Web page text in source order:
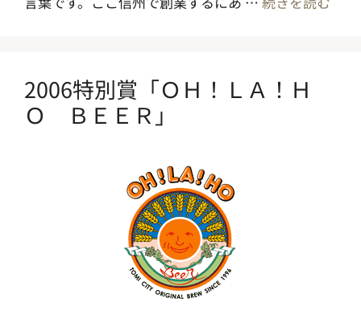
2006特別賞「ＯＨ！ＬＡ！Ｈ
Ｏ ＢＥＥＲ」